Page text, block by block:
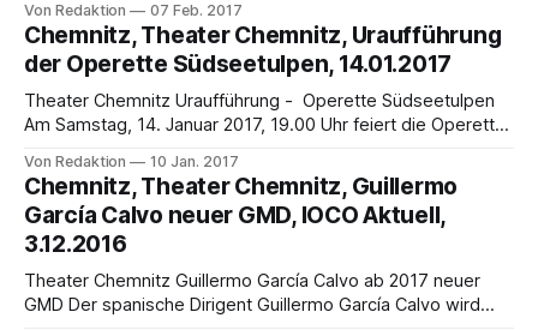
Debussy, Igor Strawinsky und Edward Elgar Premiere: 4.
März 2017, 19.00 Uhr im Opernhaus ChemnitzMusikalische
Leitung: Stefan Politzka Choreografie und Inszenierung:
Reiner Feistel Bühne und Kostüme: Frank Fellmann Es tanzt
Von Redaktion 07 Feb. 2017
Chemnitz, Theater Chemnitz, Uraufführung
der Operette Südseetulpen, 14.01.2017
Theater Chemnitz Uraufführung - Operette Südseetulpen
Am Samstag, 14. Januar 2017, 19.00 Uhr feiert die Operette
Castenstein im Opernhaus Chemnitz ihre weltweite
Uraufführung. Die musikalische Leitung liegt in den Händen
von Ekkehard Klemm, die Inszenierung verantworten
Regisseur Robert Lehmeier, Bühnenbildner Tom Musch,
Kostümbildnerin
Von Redaktion 10 Jan. 2017
Chemnitz, Theater Chemnitz, Guillermo
García Calvo neuer GMD, IOCO Aktuell,
3.12.2016
Theater Chemnitz Guillermo García Calvo ab 2017 neuer
GMD Der spanische Dirigent Guillermo García Calvo wird